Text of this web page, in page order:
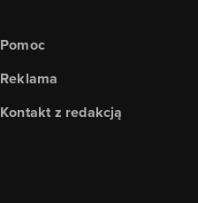
Pomoc
Reklama
Kontakt z redakcją